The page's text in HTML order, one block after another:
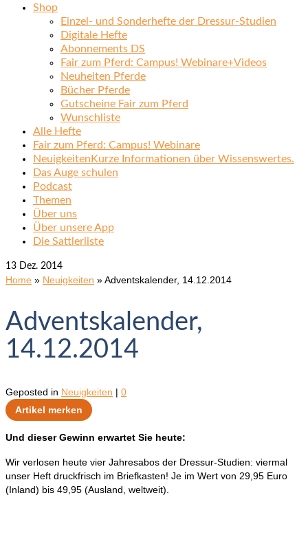
Shop
Einzel- und Sonderhefte der Dressur-Studien
Digitale Hefte
Abonnements DS
Fair zum Pferd: Campus! Webinare+Videos
Neuheiten Pferde
Bücher Pferde
Gutscheine Fair zum Pferd
Wunschliste
Alle Hefte
Fair zum Pferd: Campus! Webinare
Neuigkeiten Kurze Informationen über Wissenswertes.
Das Auge schulen
Podcast
Themen
Über uns
Über unsere App
Die Sattlerliste
13 Dez. 2014
Home » Neuigkeiten »Adventskalender, 14.12.2014
Adventskalender,
14.12.2014
Geposted in Neuigkeiten | 0
Artikel merken
Und dieser Gewinn erwartet Sie heute:
Wir verlosen heute vier Jahresabos der Dressur-Studien: viermal
unser Heft druckfrisch im Briefkasten! Je im Wert von 29,95 Euro
(Inland) bis 49,95 (Ausland, weltweit).